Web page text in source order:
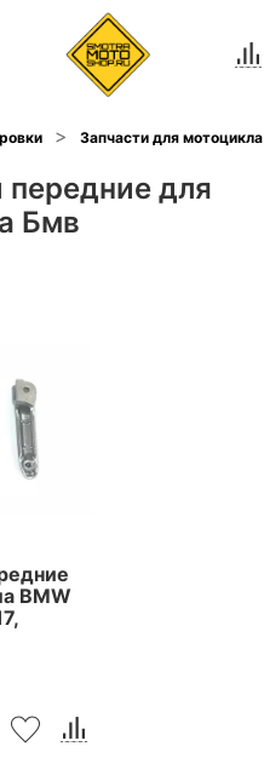
Запчасти для мотоцикла
для
Бмв
BMW